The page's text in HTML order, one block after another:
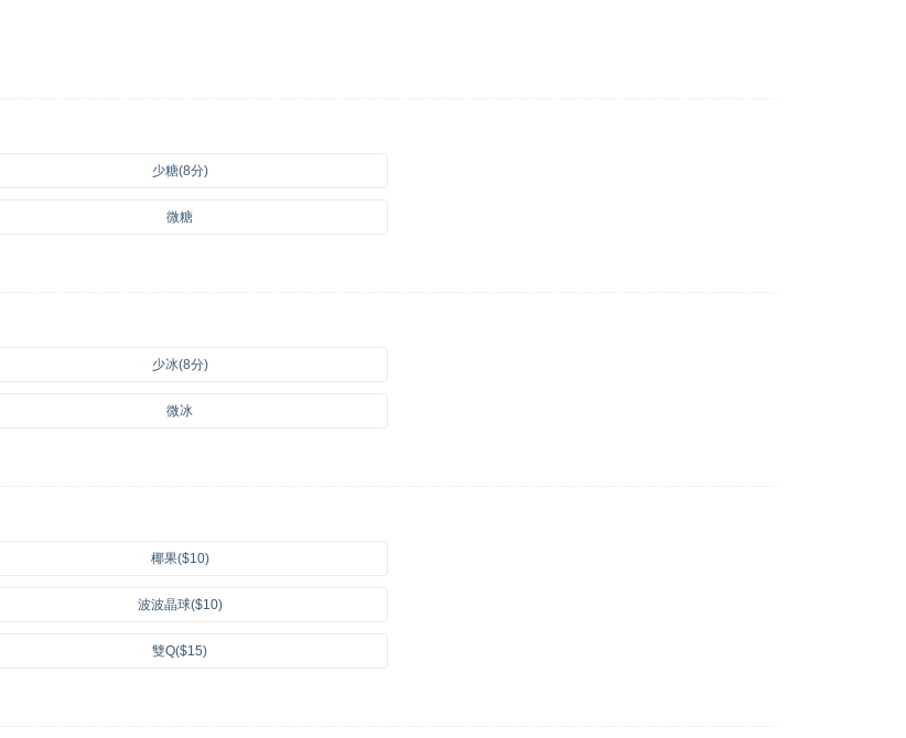
少糖(8分)
微糖
少冰(8分)
微冰
椰果($10)
波波晶球($10)
雙Q($15)